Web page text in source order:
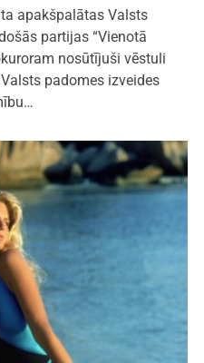
apakšpalātas Valsts
partijas “Vienotā
nosūtījuši vēstuli
padomes izveides